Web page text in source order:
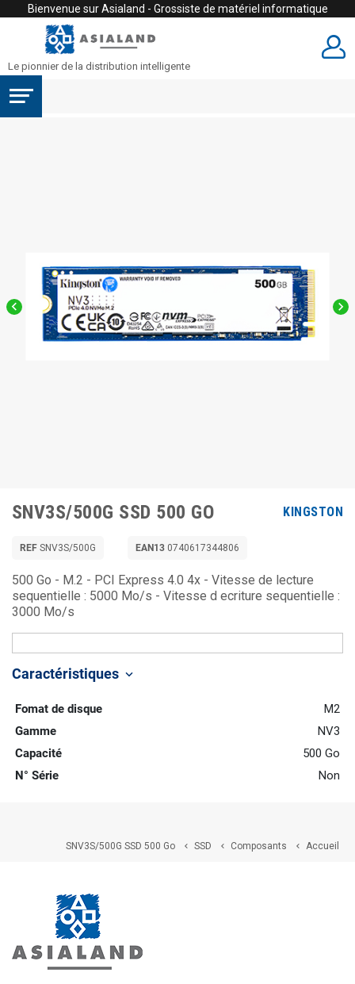
Bienvenue sur Asialand - Grossiste de matériel informatique
Le pionnier de la distribution intelligente
 
SNV3S/500G SSD 500 GO KINGSTON
REF SNV3S/500G EAN13 0740617344806
500 Go - M.2 - PCI Express 4.0 4x - Vitesse de lecture
sequentielle : 5000 Mo/s - Vitesse d ecriture sequentielle :
3000 Mo/s
Caractéristiques keyboard_arrow_down
Fomat de disque
M2
Gamme
NV3
Capacité
500 Go
N° Série
Non
Accueil

Composants

SSD

SNV3S/500G SSD 500 Go